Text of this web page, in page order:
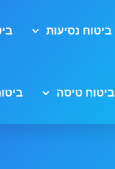
ביטוח נסיעות
ביטוח טיסה